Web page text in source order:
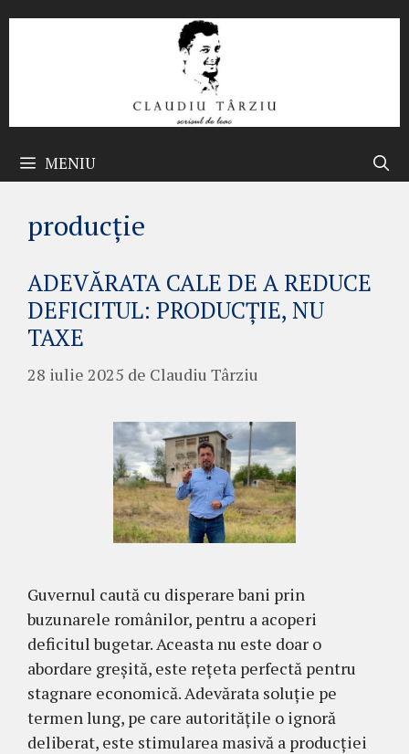
MENIU
producție
ADEVĂRATA CALE DE A REDUCE
DEFICITUL: PRODUCȚIE, NU
TAXE
28 iulie 2025 de Claudiu Târziu
Guvernul caută cu disperare bani prin
buzunarele românilor, pentru a acoperi
deficitul bugetar. Aceasta nu este doar o
abordare greșită, este rețeta perfectă pentru
stagnare economică. Adevărata soluție pe
termen lung, pe care autoritățile o ignoră
deliberat, este stimularea masivă a producției